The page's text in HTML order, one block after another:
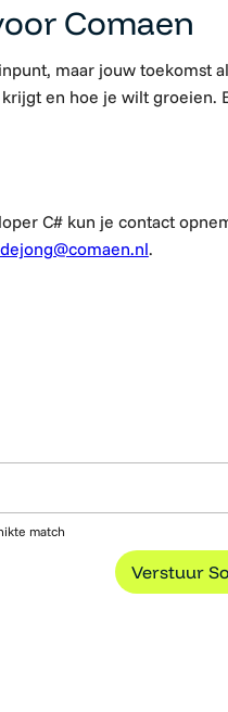
Comaen
maar jouw toekomst
en hoe je wilt groeien.
C# kun je contact
.
match